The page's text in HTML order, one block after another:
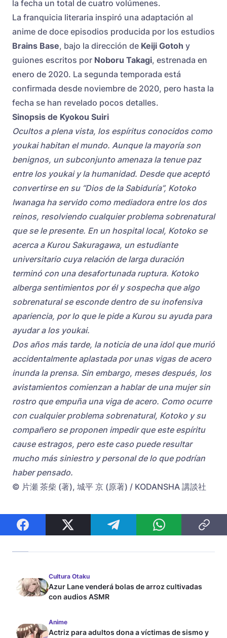
la fecha un total de cuatro volúmenes.
La franquicia literaria inspiró una adaptación al
anime de doce episodios producida por los estudios
Brains Base, bajo la dirección de Keiji Gotoh y
guiones escritos por Noboru Takagi, estrenada en
enero de 2020. La segunda temporada está
confirmada desde noviembre de 2020, pero hasta la
fecha se han revelado pocos detalles.
Sinopsis de Kyokou Suiri
Ocultos a plena vista, los espíritus conocidos como
youkai habitan el mundo. Aunque la mayoría son
benignos, un subconjunto amenaza la tenue paz
entre los youkai y la humanidad. Desde que aceptó
convertirse en su “Dios de la Sabiduría”, Kotoko
Iwanaga ha servido como mediadora entre los dos
reinos, resolviendo cualquier problema sobrenatural
que se le presente. En un hospital local, Kotoko se
acerca a Kurou Sakuragawa, un estudiante
universitario cuya relación de larga duración
terminó con una desafortunada ruptura. Kotoko
alberga sentimientos por él y sospecha que algo
sobrenatural se esconde dentro de su inofensiva
apariencia, por lo que le pide a Kurou su ayuda para
ayudar a los youkai.
Dos años más tarde, la noticia de una idol que murió
accidentalmente aplastada por unas vigas de acero
inunda la prensa. Sin embargo, meses después, los
avistamientos comienzan a hablar de una mujer sin
rostro que empuña una viga de acero. Como ocurre
con cualquier problema sobrenatural, Kotoko y su
compañero se proponen impedir que este espíritu
cause estragos, pero este caso puede resultar
mucho más siniestro y personal de lo que podrían
haber pensado.
© 片瀬 茶柴 (著), 城平 京 (原著) / KODANSHA 講談社
Cultura Otaku
Azur Lane venderá bolas de arroz cultivadas
con audios ASMR
Anime
Actriz para adultos dona a víctimas de sismo y